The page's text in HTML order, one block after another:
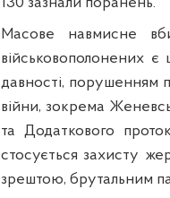
Масове навмисне
військовополонених
давності, порушенням
війни, зокрема
та Додаткового
стосується захисту
зрештою, брутальним